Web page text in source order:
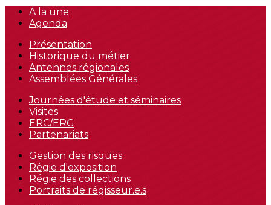
A la une
Agenda
Présentation
Historique du métier
Antennes régionales
Assemblées Générales
Journées d'étude et séminaires
Visites
ERC/ERG
Partenariats
Gestion des risques
Régie d'exposition
Régie des collections
Portraits de régisseur.e.s